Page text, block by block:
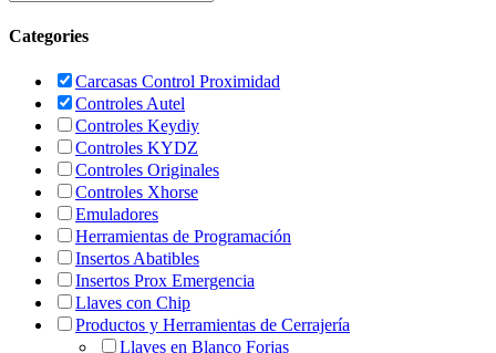
Categories
Carcasas Control Proximidad
Controles Autel
Controles Keydiy
Controles KYDZ
Controles Originales
Controles Xhorse
Emuladores
Herramientas de Programación
Insertos Abatibles
Insertos Prox Emergencia
Llaves con Chip
Productos y Herramientas de Cerrajería
Llaves en Blanco Forjas